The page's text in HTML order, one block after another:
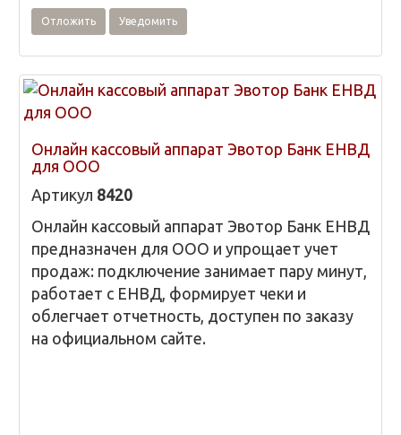
Отложить Уведомить
Онлайн кассовый аппарат Эвотор Банк ЕНВД
для ООО
Артикул 8420
Онлайн кассовый аппарат Эвотор Банк ЕНВД
предназначен для ООО и упрощает учет
продаж: подключение занимает пару минут,
работает с ЕНВД, формирует чеки и
облегчает отчетность, доступен по заказу
на официальном сайте.